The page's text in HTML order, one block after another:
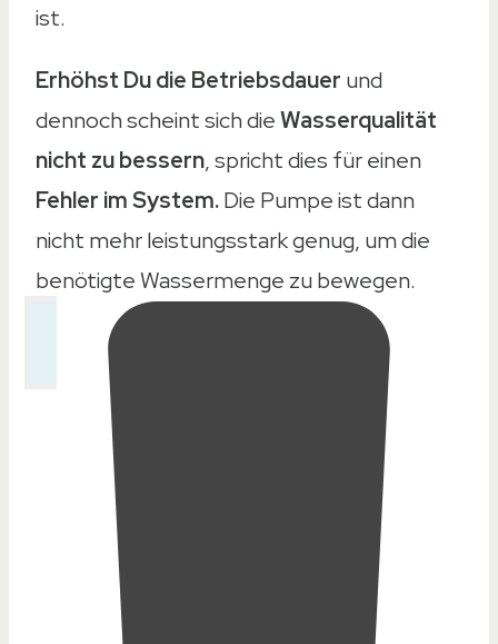
ist.
Erhöhst Du die Betriebsdauer und
dennoch scheint sich dieWasserqualität
nicht zu bessern, spricht dies für einen
Fehler im System.Die Pumpe ist dann
nicht mehr leistungsstark genug, um die
benötigte Wassermenge zu bewegen.